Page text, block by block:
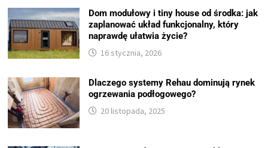
Dom modułowy i tiny house od środka: jak
zaplanować układ funkcjonalny, który
naprawdę ułatwia życie?
16 stycznia, 2026
Dlaczego systemy Rehau dominują rynek
ogrzewania podłogowego?
20 listopada, 2025